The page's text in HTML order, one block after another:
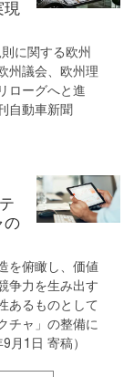
現
に関する欧州
州議会、欧州理
ローグへと進
自動車新聞
の
を俯瞰し、価値
争力を生み出す
あるものとして
チャ」の整備に
月1日 寄稿）